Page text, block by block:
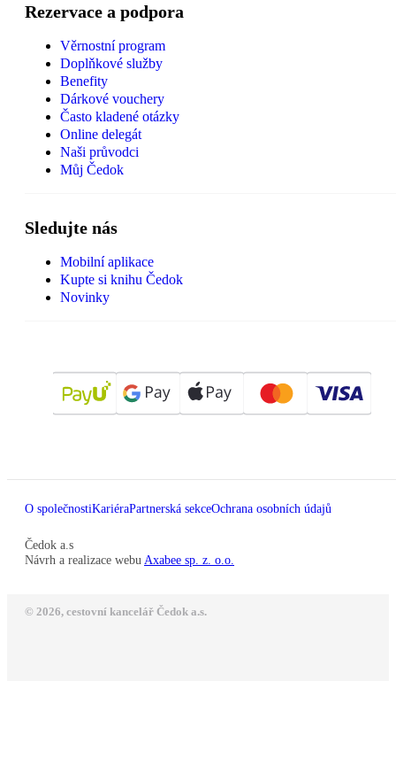
Rezervace a podpora
Věrnostní program
Doplňkové služby
Benefity
Dárkové vouchery
Často kladené otázky
Online delegát
Naši průvodci
Můj Čedok
Sledujte nás
Mobilní aplikace
Kupte si knihu Čedok
Novinky
O společnostiKariéraPartnerská sekceOchrana osobních údajů
Čedok a.s
Návrh a realizace webu Axabee sp. z. o.o.
© 2026, cestovní kancelář Čedok a.s.